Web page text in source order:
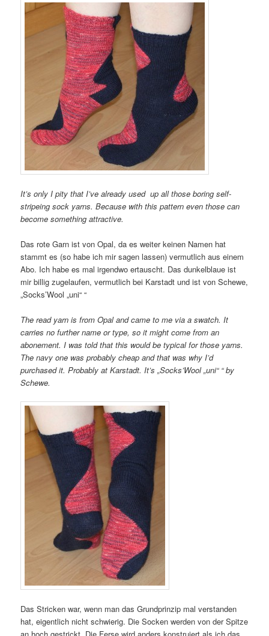
It’s only I pity that I’ve already used up all those boring self-
stripeing sock yarns. Because with this pattern even those can
become something attractive.
Das rote Garn ist von Opal, da es weiter keinen Namen hat
stammt es (so habe ich mir sagen lassen) vermutlich aus einem
Abo. Ich habe es mal irgendwo ertauscht. Das dunkelblaue ist
mir billig zugelaufen, vermutlich bei Karstadt und ist von Schewe,
„Socks’Wool „uni“ “
The read yarn is from Opal and came to me via a swatch. It
carries no further name or type, so it might come from an
abonement. I was told that this would be typical for those yarns.
The navy one was probably cheap and that was why I’d
purchased it. Probably at Karstadt. It’s „Socks’Wool „uni“ “ by
Schewe.
Das Stricken war, wenn man das Grundprinzip mal verstanden
hat, eigentlich nicht schwierig. Die Socken werden von der Spitze